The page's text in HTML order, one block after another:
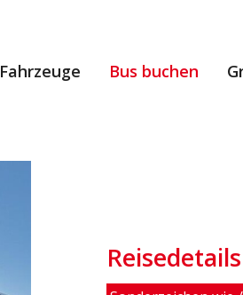
Fahrzeuge Bus buchen
Reisedetails